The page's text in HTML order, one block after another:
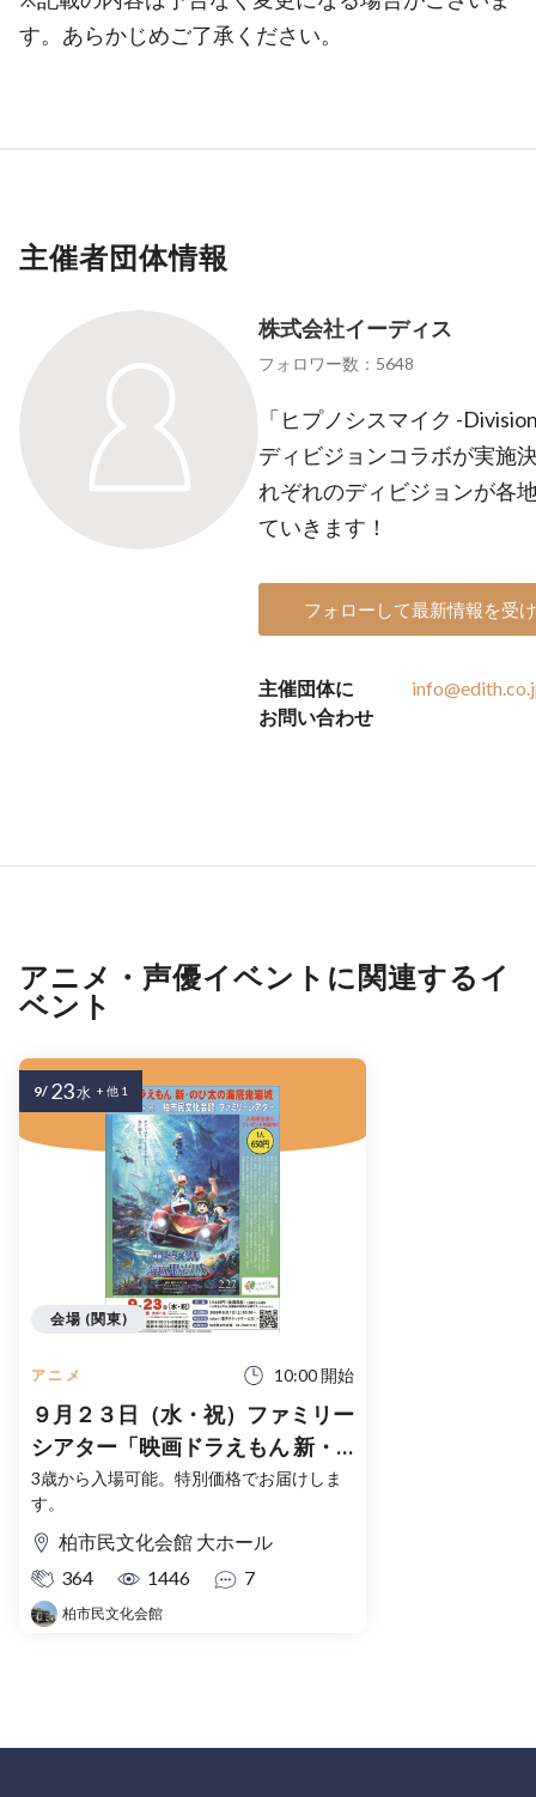
す。あらかじめご了承ください。
主催者団体情報
株式会社イーディス
フォロワー数：5648
「ヒプノシスマイク -
ディビジョンコラボが実施
れぞれのディビジョンが各
ていきます！
フォローして最新情報を受
主催団体に
お問い合わせ
アニメ・声優イベントに関連するイ
ベント
アニメ 10:00 開始
９月２３日（水・祝）ファミリー
シアター「映画ドラえもん 新・
のび太の海底鬼岩城」
3歳から入場可能。特別価格でお届けしま
す。
柏市民文化会館 大ホール
364
1446 7
柏市民文化会館
会場 (関東)
9/ 23水 + 他 1